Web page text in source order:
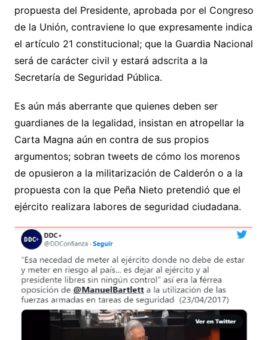
propuesta del Presidente, aprobada por el Congreso
de la Unión, contraviene lo que expresamente indica
el artículo 21 constitucional; que la Guardia Nacional
será de carácter civil y estará adscrita a la
Secretaría de Seguridad Pública.
Es aún más aberrante que quienes deben ser
guardianes de la legalidad, insistan en atropellar la
Carta Magna aún en contra de sus propios
argumentos; sobran tweets de cómo los morenos
de opusieron a la militarización de Calderón o a la
propuesta con la que Peña Nieto pretendió que el
ejército realizara labores de seguridad ciudadana.